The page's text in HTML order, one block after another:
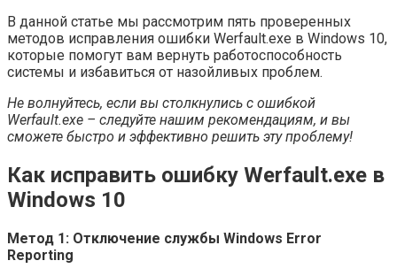
В данной статье мы рассмотрим пять проверенных
методов исправления ошибки Werfault.exe в Windows 10,
которые помогут вам вернуть работоспособность
системы и избавиться от назойливых проблем.
Не волнуйтесь, если вы столкнулись с ошибкой
Werfault.exe – следуйте нашим рекомендациям, и вы
сможете быстро и эффективно решить эту проблему!
Как исправить ошибку Werfault.exe в
Windows 10
Метод 1: Отключение службы Windows Error
Reporting